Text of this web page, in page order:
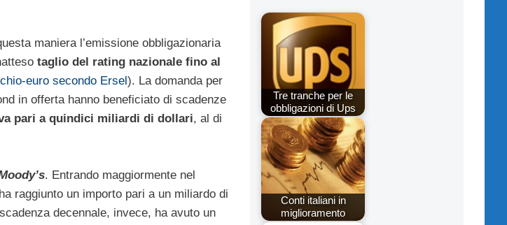
maniera l’emissione obbligazionaria
taglio del rating nazionale fino al
euro secondo Ersel). La domanda per
in offerta hanno beneficiato di scadenze
pari a quindici miliardi di dollari, al di
. Entrando maggiormente nel
raggiunto un importo pari a un miliardo di
decennale, invece, ha avuto un
Tre tranche per le
obbligazioni di Ups
Conti italiani in
miglioramento